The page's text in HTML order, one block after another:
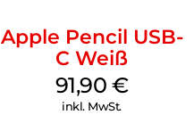
Apple Pencil USB-
C Weiß
91,90 €
inkl. MwSt.